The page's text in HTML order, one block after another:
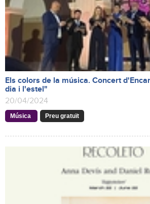
Els colors de la música. Concert
dia i l'estel"
20/04/2024
Música Preu gratuït